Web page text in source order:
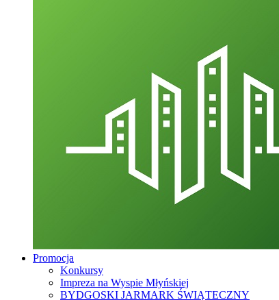
Promocja
Konkursy
Impreza na Wyspie Młyńskiej
BYDGOSKI JARMARK ŚWIĄTECZNY